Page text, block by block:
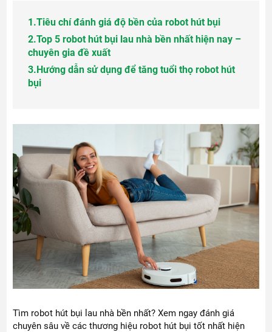
1.Tiêu chí đánh giá độ bền của robot hút bụi
2.Top 5 robot hút bụi lau nhà bền nhất hiện nay –
chuyên gia đề xuất
3.Hướng dẫn sử dụng để tăng tuổi thọ robot hút
bụi
Tìm robot hút bụi lau nhà bền nhất? Xem ngay đánh giá
chuyên sâu về các thương hiệu robot hút bụi tốt nhất hiện